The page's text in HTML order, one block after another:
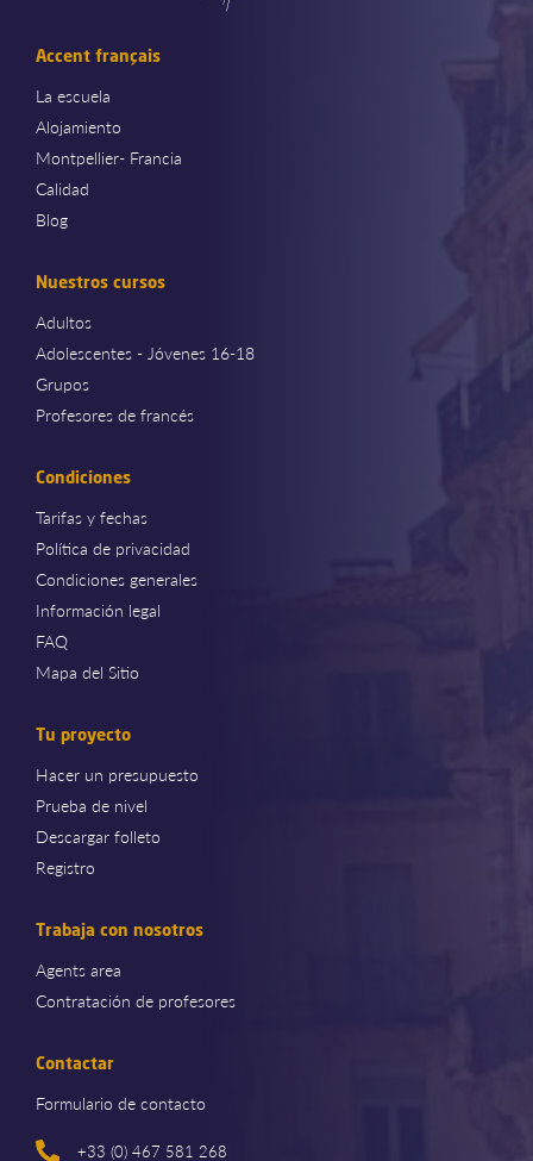
Accent français
La escuela
Alojamiento
Montpellier- Francia
Calidad
Blog
Nuestros cursos
Adultos
Adolescentes - Jóvenes 16-18
Grupos
Profesores de francés
Condiciones
Tarifas y fechas
Política de privacidad
Condiciones generales
Información legal
FAQ
Mapa del Sitio
Tu proyecto
Hacer un presupuesto
Prueba de nivel
Descargar folleto
Registro
Trabaja con nosotros
Agents area
Contratación de profesores
Contactar
Formulario de contacto
+33 (0) 467 581 268